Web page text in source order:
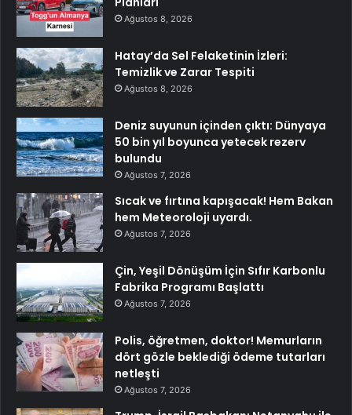
Ağustos 8, 2026
Hatay’da Sel Felaketinin İzleri:
Temizlik ve Zarar Tespiti
Ağustos 8, 2026
Deniz suyunun içinden çıktı: Dünyaya
50 bin yıl boyunca yetecek rezerv
bulundu
Ağustos 7, 2026
Sıcak ve fırtına kapışacak! Hem Bakan
hem Meteoroloji uyardı.
Ağustos 7, 2026
Çin, Yeşil Dönüşüm İçin Sıfır Karbonlu
Fabrika Programı Başlattı
Ağustos 7, 2026
Polis, öğretmen, doktor! Memurların
dört gözle beklediği ödeme tutarları
netleşti
Ağustos 7, 2026